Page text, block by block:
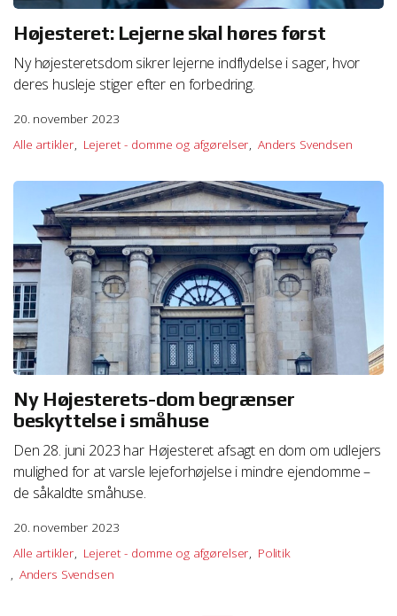
hl=da&answer=95647
http://http://docs.info.apple.com/article.html?
path=Safari/5.0/da/11471.html
http://support.apple.com/kb/HT1677
We work with1 third partieswho may receive and
process your information.
Højesteret: Lejerne skal høres først
Ny højesteretsdom sikrer lejerne indflydelse i sager, hvor
deres husleje stiger efter en forbedring.
20. november 2023
Alle artikler
Lejeret - domme og afgørelser Anders Svendsen
Ny Højesterets-dom begrænser
beskyttelse i småhuse
Den 28. juni 2023 har Højesteret afsagt en dom om udlejers
mulighed for at varsle lejeforhøjelse i mindre ejendomme –
de såkaldte småhuse.
20. november 2023
Alle artikler
Lejeret - domme og afgørelser
Politik
Anders Svendsen